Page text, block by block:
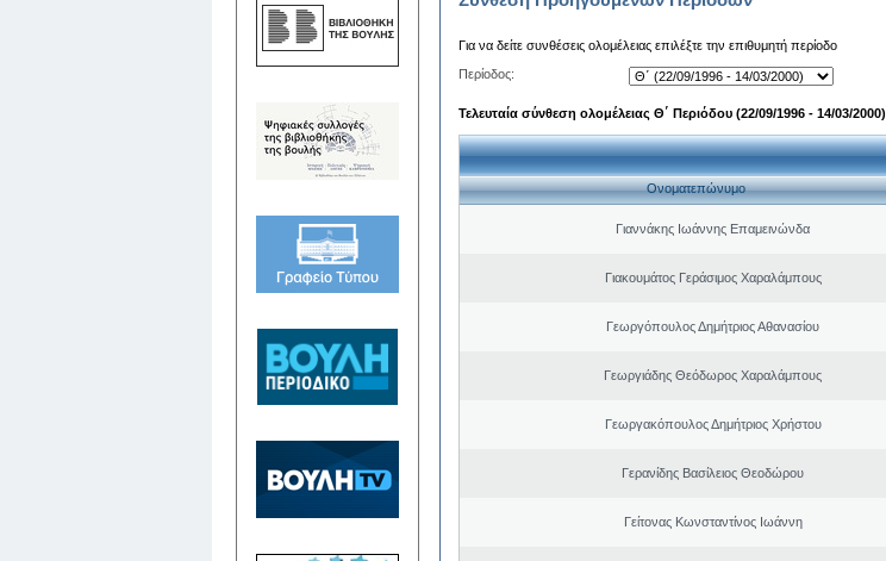
Για να δείτε συνθέσεις ολομέλειας επιλέξτε την επιθυμητή περίοδο
Περίοδος:
Τελευταία σύνθεση ολομέλειας Θ΄ Περιόδου (22/09/1996 - 14/03/2000)
Ονοματεπώνυμο
Γιαννάκης Ιωάννης Επαμεινώνδα
Γιακουμάτος Γεράσιμος Χαραλάμπους
Γεωργόπουλος Δημήτριος Αθανασίου
Γεωργιάδης Θεόδωρος Χαραλάμπους
Γεωργακόπουλος Δημήτριος Χρήστου
Γερανίδης Βασίλειος Θεοδώρου
Γείτονας Κωνσταντίνος Ιωάννη